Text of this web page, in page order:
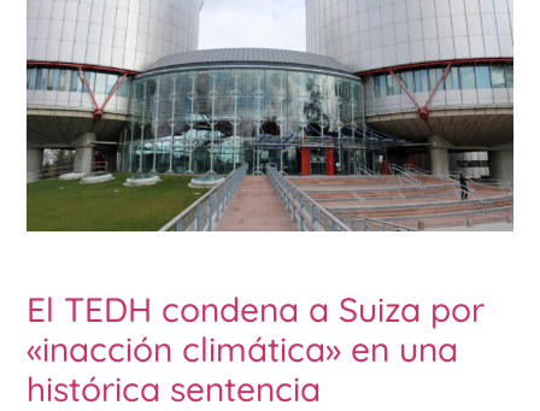
El TEDH condena a Suiza por
«inacción climática» en una
histórica sentencia